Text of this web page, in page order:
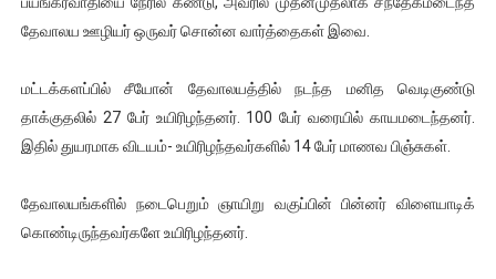
ஐ.நா முன்றலில் சீரற்ற காலநிலையிலும் தமிழின அழிப்பிற்கு
இளையராஜா – கமல் அவசர சந்திப்பு (படங்கள், விடியோ)
ஜனாதிபதி ஐக்கிய நாடுகளின் பொதுச் சபை கூட்டத்தில் இன்று
வலிமை தான் அஜித் திரைப்பயணத்திலே அதிக காலெக்ஷன் செய்த
தேவாலய ஊழியர் ஒருவர் சொன்ன வார்த்தைகள் இவை.
மட்டக்களப்பில் சீயோன் தேவாலயத்தில் நடந்த மனித வெடிகுண்டு
தாக்குதலில் 27 பேர் உயிரிழந்தனர். 100 பேர் வரையில் காயமடைந்தனர்.
இதில் துயரமாக விடயம்- உயிரிழந்தவர்களில் 14 பேர் மாணவ பிஞ்சுகள்.
தேவாலயங்களில் நடைபெறும் ஞாயிறு வகுப்பின் பின்னர் விளையாடிக்
கொண்டிருந்தவர்களே உயிரிழந்தனர்.